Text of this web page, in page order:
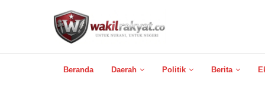
Beranda Daerah Politik Berita